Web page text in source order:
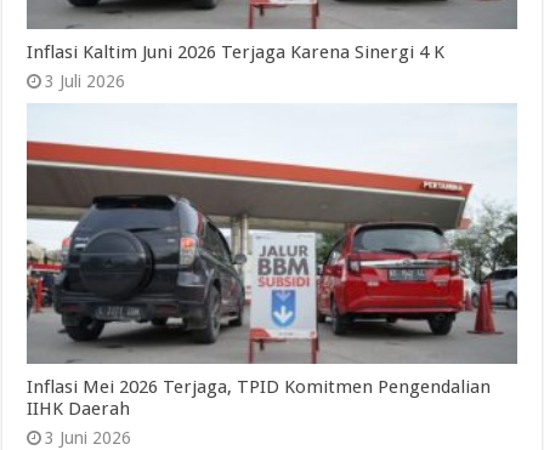
Inflasi Kaltim Juni 2026 Terjaga Karena Sinergi 4 K
3 Juli 2026
Inflasi Mei 2026 Terjaga, TPID Komitmen Pengendalian
IIHK Daerah
3 Juni 2026